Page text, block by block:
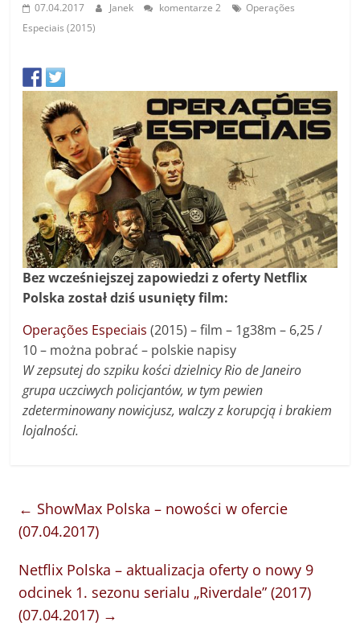
07.04.2017 Janek komentarze 2
Operações
Especiais (2015)
Bez wcześniejszej zapowiedzi z oferty Netflix
Polska został dziś usunięty film:
Operações Especiais (2015) – film – 1g38m – 6,25 /
10 – można pobrać – polskie napisy
W zepsutej do szpiku kości dzielnicy Rio de Janeiro
grupa uczciwych policjantów, w tym pewien
zdeterminowany nowicjusz, walczy z korupcją i brakiem
lojalności.
← ShowMax Polska – nowości w ofercie
(07.04.2017)
Netflix Polska – aktualizacja oferty o nowy 9
odcinek 1. sezonu serialu „Riverdale” (2017)
(07.04.2017) →